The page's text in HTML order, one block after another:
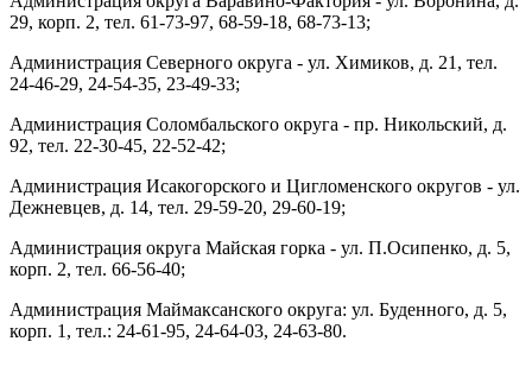
29, корп. 2, тел. 61-73-97, 68-59-18, 68-73-13;
Администрация Северного округа - ул. Химиков, д. 21, тел.
24-46-29, 24-54-35, 23-49-33;
Администрация Соломбальского округа - пр. Никольский, д.
92, тел. 22-30-45, 22-52-42;
Администрация Исакогорского и Цигломенского округов - ул.
Дежневцев, д. 14, тел. 29-59-20, 29-60-19;
Администрация округа Майская горка - ул. П.Осипенко, д. 5,
корп. 2, тел. 66-56-40;
Администрация Маймаксанского округа: ул. Буденного, д. 5,
корп. 1, тел.: 24-61-95, 24-64-03, 24-63-80.